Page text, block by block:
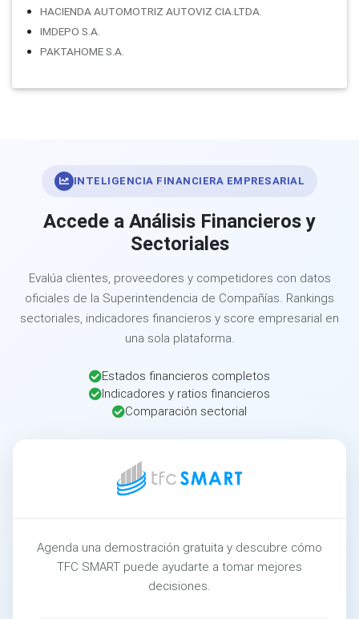
HACIENDA AUTOMOTRIZ AUTOVIZ CIA.LTDA.
IMDEPO S.A.
PAKTAHOME S.A.
INTELIGENCIA FINANCIERA EMPRESARIAL
Accede a Análisis Financieros y
Sectoriales
Evalúa clientes, proveedores y competidores con datos
oficiales de la Superintendencia de Compañías. Rankings
sectoriales, indicadores financieros y score empresarial en
una sola plataforma.
Estados financieros completos
Indicadores y ratios financieros
Comparación sectorial
Agenda una demostración gratuita y descubre cómo
TFC SMART puede ayudarte a tomar mejores
decisiones.